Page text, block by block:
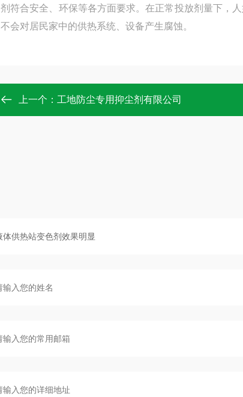
剂符合安全、环保等各方面要求。在正常投放剂量下，
不会对居民家中的供热系统、设备产生腐蚀。
上一个： 工地防尘专用抑尘剂有限公司